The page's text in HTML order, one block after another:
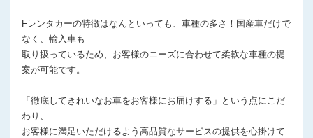
Fレンタカーの特徴はなんといっても、車種の多さ！国産車だけで
なく、輸入車も
取り扱っているため、お客様のニーズに合わせて柔軟な車種の提
案が可能です。
「徹底してきれいなお車をお客様にお届けする」という点にこだ
わり、
お客様に満足いただけるよう高品質なサービスの提供を心掛けて